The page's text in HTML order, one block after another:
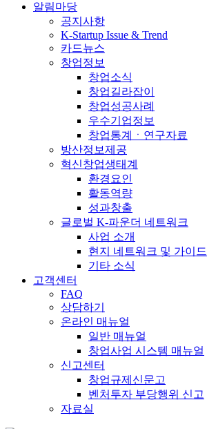
알림마당
공지사항
K-Startup Issue & Trend
카드뉴스
창업정보
창업소식
창업길라잡이
창업성공사례
우수기업정보
창업통계ㆍ연구자료
방산정보제공
혁신창업생태계
환경요인
활동역량
성과창출
글로벌 K-파운더 네트워크
사업 소개
현지 네트워크 및 가이드
기타 소식
고객센터
FAQ
상담하기
온라인 매뉴얼
일반 매뉴얼
창업사업 시스템 매뉴얼
신고센터
창업규제신문고
벤처투자 부당행위 신고
자료실